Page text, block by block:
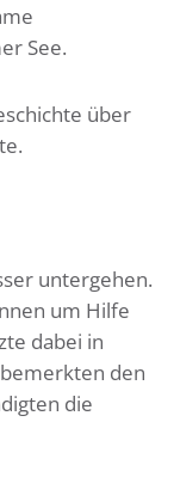
See.
über
untergehen.
um Hilfe
dabei in
den
die